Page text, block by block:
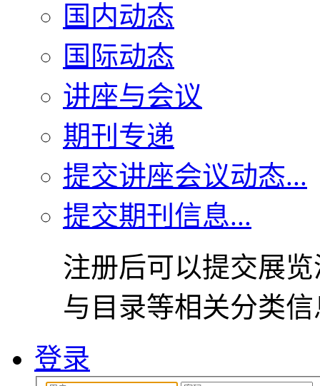
国内动态
国际动态
讲座与会议
期刊专递
提交讲座会议动态...
提交期刊信息...
注册后可以提交展
与目录等相关分类
登录